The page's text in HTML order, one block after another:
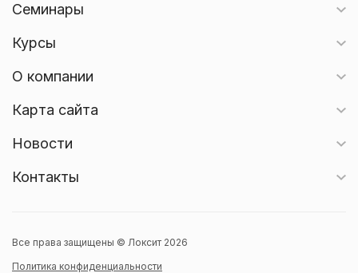
Семинары
Курсы
О компании
Карта сайта
Новости
Контакты
Все права защищены © Локсит 2026
Политика конфиденциальности